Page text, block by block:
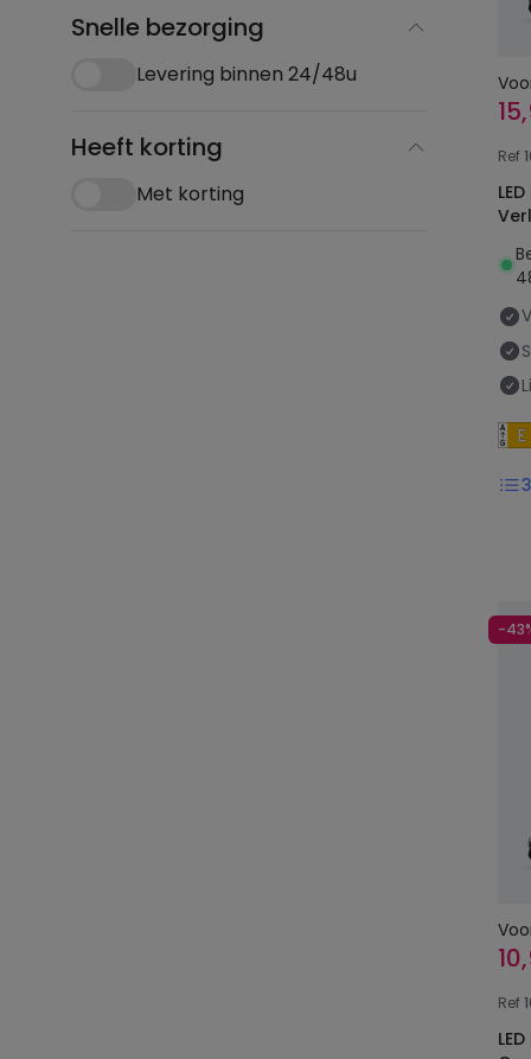
Snelle bezorging
Levering binnen 24/48u
Heeft korting
Met korting
Ref
3
-
Ref